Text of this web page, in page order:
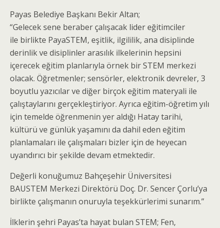
Payas Belediye Başkanı Bekir Altan;
“Gelecek sene beraberçalışacak lider eğitimciler
ile birlikte PayaSTEM, eşitlik, ilgililik, ana disiplinde
derinlik ve disiplinler arasılık ilkelerinin hepsini
içerecek eğitim planlarıyla örnek bir STEM merkezi
olacak. Öğretmenler; sensörler, elektronik devreler, 3
boyutlu yazıcılar ve diğer birçok eğitim materyali ile
çalıştaylarını gerçekleştiriyor. Ayrıca eğitim-öğretim yılı
için temelde öğrenmenin yer aldığı Hatay tarihi,
kültürü ve günlük yaşamını da dahil eden eğitim
planlamaları ile çalışmaları bizler için de heyecan
uyandırıcı bir şekilde devam etmektedir.
Değerli konuğumuz Bahçeşehir Üniversitesi
BAUSTEM Merkezi Direktörü Doç. Dr. Sencer Çorlu’ya
birlikte çalışmanın onuruyla teşekkürlerimi sunarım.”
İlklerin şehri Payas’ta hayat bulan STEM; Fen,